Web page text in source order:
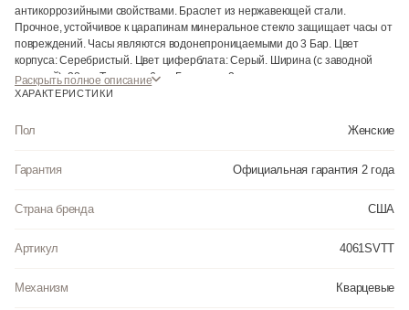
антикоррозийными свойствами. Браслет из нержавеющей стали.
Прочное, устойчивое к царапинам минеральное стекло защищает часы от
повреждений. Часы являются водонепроницаемыми до 3 Бар. Цвет
корпуса: Серебристый. Цвет циферблата: Серый. Ширина (с заводной
головкой): 28мм. Толщина: 6мм. Гарантия: 2 года.
Раскрыть полное описание
ХАРАКТЕРИСТИКИ
Пол Женские
Гарантия Официальная гарантия 2 года
Страна бренда США
Артикул 4061SVTT
Механизм Кварцевые